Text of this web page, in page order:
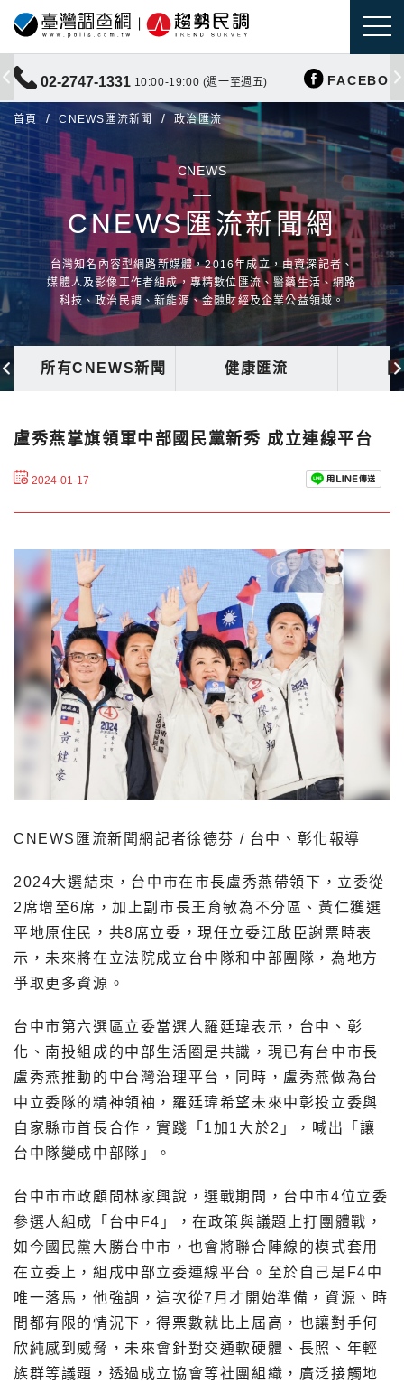
02-2747-1331 10:00-19:00 (週一至週五)
首頁 CNEWS匯流新聞 政治匯流
CNEWS
CNEWS匯流新聞網
台灣知名內容型網路新媒體，2016年成立，由資深記者、
媒體人及影像工作者組成，專精數位匯流、醫藥生活、網路
科技、政治民調、新能源、金融財經及企業公益領域。
所有CNEWS新聞 健康匯流
盧秀燕掌旗領軍中部國民黨新秀 成立連線平台
2024-01-17
CNEWS匯流新聞網記者徐德芬 / 台中、彰化報導
2024大選結束，台中市在市長盧秀燕帶領下，立委從
2席增至6席，加上副市長王育敏為不分區、黃仁獲選
平地原住民，共8席立委，現任立委江啟臣謝票時表
示，未來將在立法院成立台中隊和中部團隊，為地方
爭取更多資源。
台中市第六選區立委當選人羅廷瑋表示，台中、彰
化、南投組成的中部生活圈是共識，現已有台中市長
盧秀燕推動的中台灣治理平台，同時，盧秀燕做為台
中立委隊的精神領袖，羅廷瑋希望未來中彰投立委與
自家縣市首長合作，實踐「1加1大於2」，喊出「讓
台中隊變成中部隊」。
台中市市政顧問林家興說，選戰期間，台中市4位立委
參選人組成「台中F4」，在政策與議題上打團體戰，
如今國民黨大勝台中市，也會將聯合陣線的模式套用
在立委上，組成中部立委連線平台。至於自己是F4中
唯一落馬，他強調，這次從7月才開始準備，資源、時
間都有限的情況下，得票數就比上屆高，也讓對手何
欣純感到威脅，未來會針對交通軟硬體、長照、年輕
族群等議題，透過成立協會等社團組織，廣泛接觸地